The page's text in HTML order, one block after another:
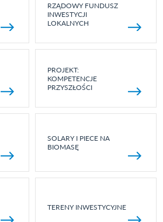
RZĄDOWY FUNDUSZ
INWESTYCJI
LOKALNYCH
PROJEKT:
KOMPETENCJE
PRZYSZŁOŚCI
SOLARY I PIECE NA
BIOMASĘ
TERENY INWESTYCYJNE